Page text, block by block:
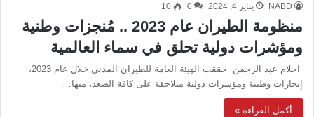
NABD يناير 4, 2024 0
10
منظومة الطيران عام 2023 .. مُنجزات وطنية
ومؤشرات دولية تحلق في سماء العالمية
احلام عبد الرحمن حققت الهيئة العامة للطيران المدني خلال عام 2023،
إنجازات وطنية ومؤشرات دولية متلاحقة على كافة الصعد، منها…
أكمل القراءة »